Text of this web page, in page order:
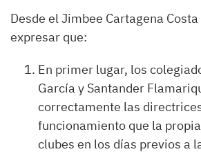
Desde el Jimbee Cartagena
expresar que:
En primer lugar, los
García y Santander
correctamente las
funcionamiento que la
clubes en los días previos a